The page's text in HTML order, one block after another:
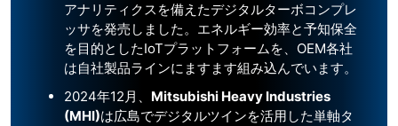
アナリティクスを備えたデジタルターボコンプレ
ッサを発売しました。エネルギー効率と予知保全
を目的としたIoTプラットフォームを、OEM各社
は自社製品ラインにますます組み込んでいます。
2024年12月、 Mitsubishi Heavy Industries
(MHI)は広島でデジタルツインを活用した単軸タ